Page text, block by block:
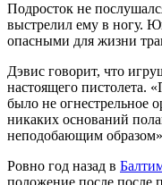
Подросток не
выстрелил ему в ногу.
опасными для жизни
Дэвис говорит, что
настоящего пистолета.
было не огнестрельное
никаких оснований
неподобающим
Ровно год назад в